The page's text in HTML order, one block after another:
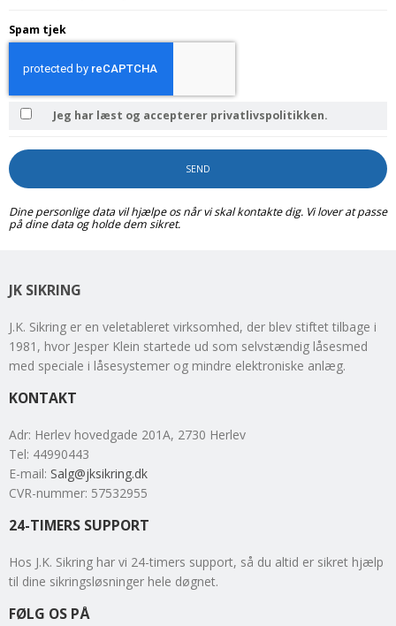
Spam tjek
Jeg har læst og accepterer privatlivspolitikken.
SEND
Dine personlige data vil hjælpe os når vi skal kontakte dig. Vi lover at passe
på dine data og holde dem sikret.
JK SIKRING
J.K. Sikring er en veletableret virksomhed, der blev stiftet tilbage i
1981, hvor Jesper Klein startede ud som selvstændig låsesmed
med speciale i låsesystemer og mindre elektroniske anlæg.
KONTAKT
Adr: Herlev hovedgade 201A, 2730 Herlev
Tel: 44990443
E-mail: Salg@jksikring.dk
CVR-nummer: 57532955
24-TIMERS SUPPORT
Hos J.K. Sikring har vi 24-timers support, så du altid er sikret hjælp
til dine sikringsløsninger hele døgnet.
FØLG OS PÅ